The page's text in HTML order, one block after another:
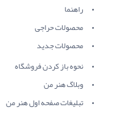
راهنما
محصولات حراجی
محصولات جدید
نحوه باز کردن فروشگاه
وبلاگ هنر من
تبلیغات صفحه اول هنر من